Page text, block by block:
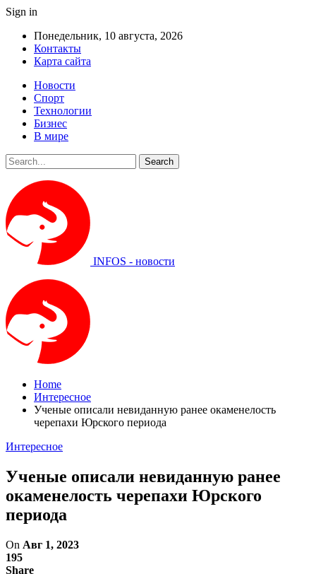
Sign in
Понедельник, 10 августа, 2026
Контакты
Карта сайта
Новости
Спорт
Технологии
Бизнес
В мире
INFOS - новости
Home
Интересное
Ученые описали невиданную ранее окаменелость
черепахи Юрского периода
Интересное
Ученые описали невиданную ранее
окаменелость черепахи Юрского
периода
On Авг 1, 2023
195
Share